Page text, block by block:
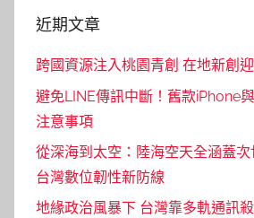
近期文章
跨國資源注入桃園青創 在地新創
避免LINE傳訊中斷！舊款iPhone
注意事項
從深海到太空：陸海空天全涵蓋
台灣數位韌性新防線
地緣政治風暴下 台灣靠多軌通訊